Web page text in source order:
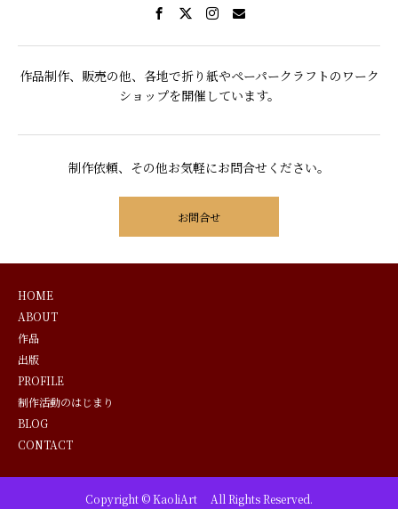
作品制作、販売の他、各地で折り紙やペーパークラフトのワーク
ショップを開催しています。
制作依頼、その他お気軽にお問合せください。
お問合せ
HOME
ABOUT
作品
出版
PROFILE
制作活動のはじまり
BLOG
CONTACT
Copyright © KaoliArt All Rights Reserved.